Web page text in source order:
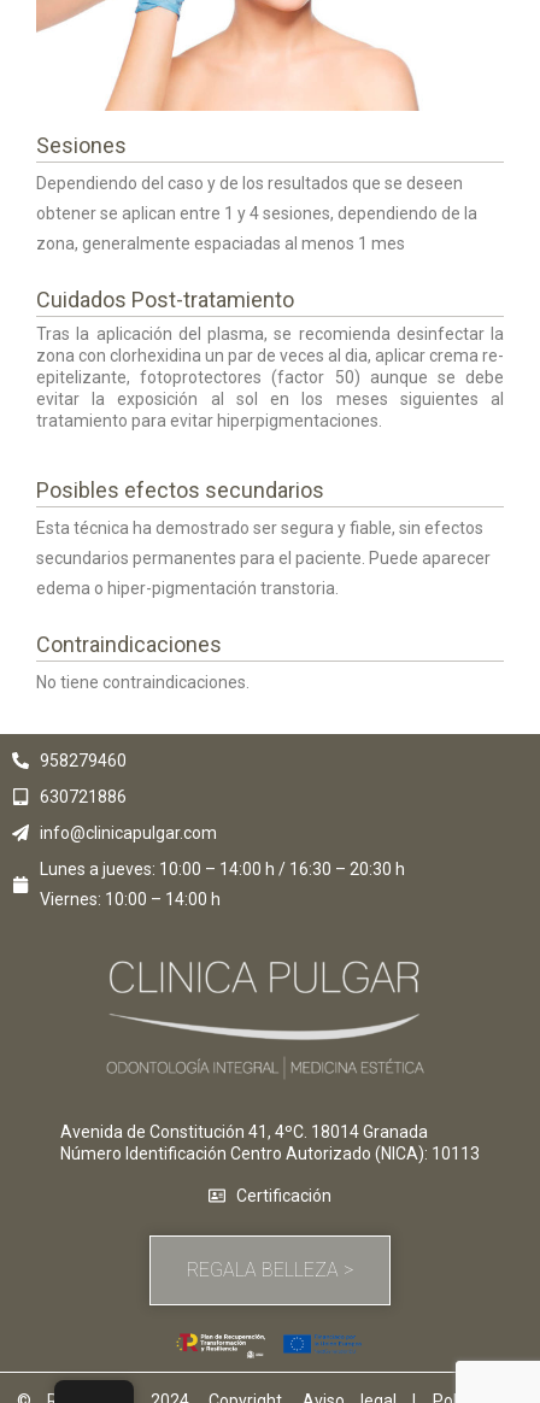
Sesiones
Dependiendo del caso y de los resultados que se deseen
obtener se aplican entre 1 y 4 sesiones, dependiendo de la
zona, generalmente espaciadas al menos 1 mes
Cuidados Post-tratamiento
Tras la aplicación del plasma, se recomienda desinfectar la
zona con clorhexidina un par de veces al dia, aplicar crema re-
epitelizante, fotoprotectores (factor 50) aunque se debe
evitar la exposición al sol en los meses siguientes al
tratamiento para evitar hiperpigmentaciones.
Posibles efectos secundarios
Esta técnica ha demostrado ser segura y fiable, sin efectos
secundarios permanentes para el paciente. Puede aparecer
edema o hiper-pigmentación transtoria.
Contraindicaciones
No tiene contraindicaciones.
958279460
630721886
info@clinicapulgar.com
Lunes a jueves: 10:00 – 14:00 h / 16:30 – 20:30 h
Viernes: 10:00 – 14:00 h
Avenida de Constitución 41, 4ºC. 18014 Granada
Número Identificación Centro Autorizado (NICA): 10113
Certificación
REGALA BELLEZA >